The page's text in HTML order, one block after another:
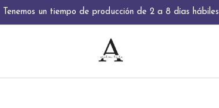
Tenemos un tiempo de producción de 2 a 8 días hábiles